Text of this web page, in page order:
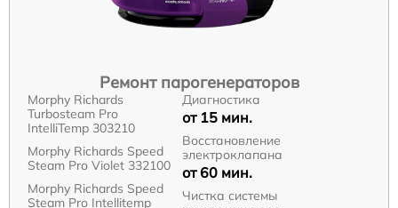
Ремонт парогенераторов
Morphy Richards
Turbosteam Pro
IntelliTemp 303210
Morphy Richards Speed
Steam Pro Violet 332100
Morphy Richards Speed
Steam Pro Intellitemp
Диагностика
от 15 мин.
Восстановление
электроклапана
от 60 мин.
Чистка системы